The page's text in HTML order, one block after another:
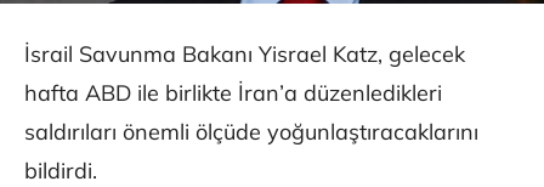
İsrail Savunma Bakanı Yisrael Katz, gelecek
hafta ABD ile birlikte İran’a düzenledikleri
saldırıları önemli ölçüde yoğunlaştıracaklarını
bildirdi.